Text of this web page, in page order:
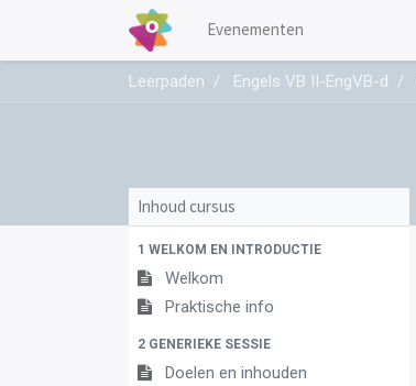
Evenementen
Leerpaden Engels VB II-EngVB-d
Inhoud cursus
1 WELKOM EN INTRODUCTIE
Welkom
Praktische info
2 GENERIEKE SESSIE
Doelen en inhouden